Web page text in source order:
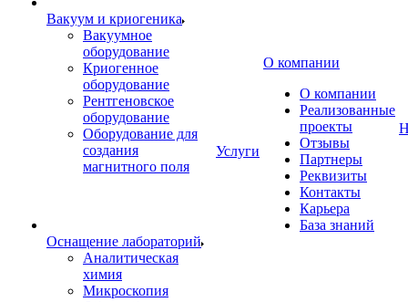
Вакуум и криогеника
Вакуумное
оборудование
Криогенное
оборудование
Рентгеновское
оборудование
Оборудование для
создания
магнитного поля
Оснащение лабораторий
Аналитическая
химия
Микроскопия
Услуги
О компании
О компании
Реализованные
проекты
Отзывы
Партнеры
Реквизиты
Контакты
Карьера
База знаний